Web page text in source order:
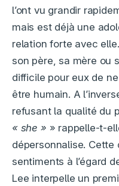
l’ont vu grandir
mais est déjà une
relation forte avec
son père, sa mère ou
difficile pour eux de
être humain. A
refusant la qualité du
« she » » rappelle-t-
dépersonnalise. Cette
sentiments à l’égard
Lee interpelle un